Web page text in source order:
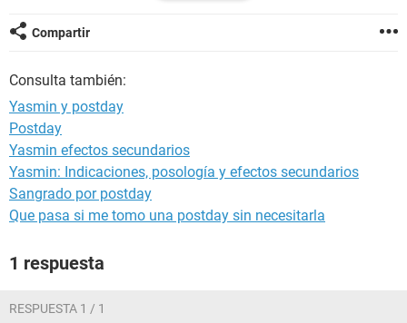
A los cuantos dias voy a tener sangrado ?
No debi haber tomado postday ?
Compartir
Consulta también:
Yasmin y postday
Postday
Yasmin efectos secundarios
Yasmin: Indicaciones, posología y efectos secundarios
Sangrado por postday
Que pasa si me tomo una postday sin necesitarla
1 respuesta
RESPUESTA 1 / 1